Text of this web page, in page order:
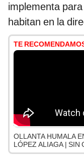
implementa
habitan en la
TE
OLLANTA HUMALA
LÓPEZ ALIAGA | SIN